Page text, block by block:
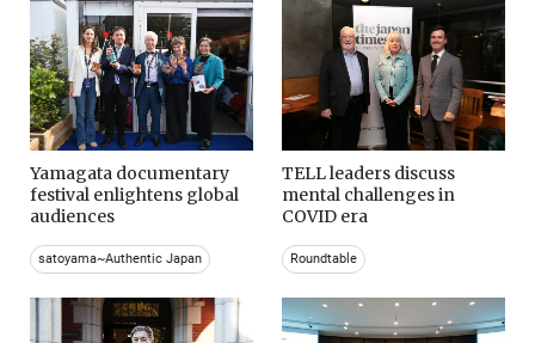
Yamagata documentary
festival enlightens global
audiences
satoyama~Authentic Japan
TELL leaders discuss
mental challenges in
COVID era
Roundtable